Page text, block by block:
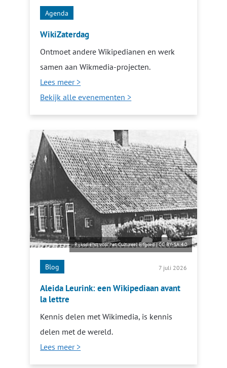
Agenda
WikiZaterdag
Ontmoet andere Wikipedianen en werk
samen aan Wikmedia-projecten.
Lees meer >
Bekijk alle evenementen >
Rijksdienst voor het Cultureel Erfgoed|CC BY-SA 4.0
Blog 7 juli 2026
Aleida Leurink: een Wikipediaan avant
la lettre
Kennis delen met Wikimedia, is kennis
delen met de wereld.
Lees meer >